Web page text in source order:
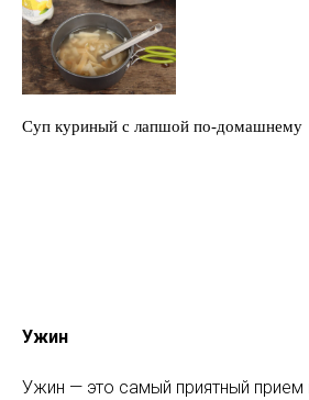
Суп куриный с лапшой по-домашнему
Ужин
Ужин — это самый приятный прием